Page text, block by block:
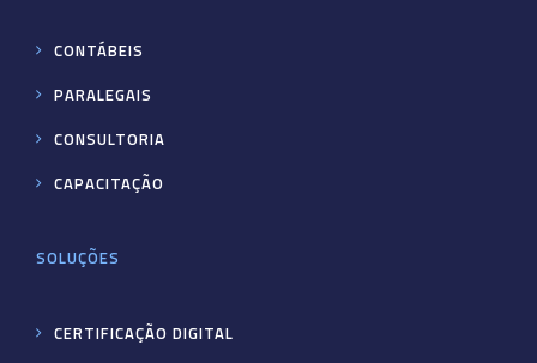
CONTÁBEIS
PARALEGAIS
CONSULTORIA
CAPACITAÇÃO
SOLUÇÕES
CERTIFICAÇÃO DIGITAL